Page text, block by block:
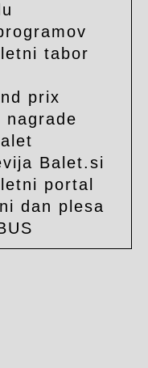
tabor
prix
nagrade
Balet.si
portal
dan plesa